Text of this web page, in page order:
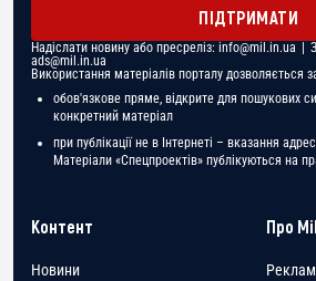
ПІДТРИМАТИ
Надіслати новину або пресреліз: info@mil.in.ua |
ads@mil.in.ua
Використання матеріалів порталу дозволяється
обов'язкове пряме, відкрите для пошукових
конкретний матеріал
при публікації не в Інтернеті – вказання
Матеріали «Спецпроектів» публікуються на
Контент
Новини
Про